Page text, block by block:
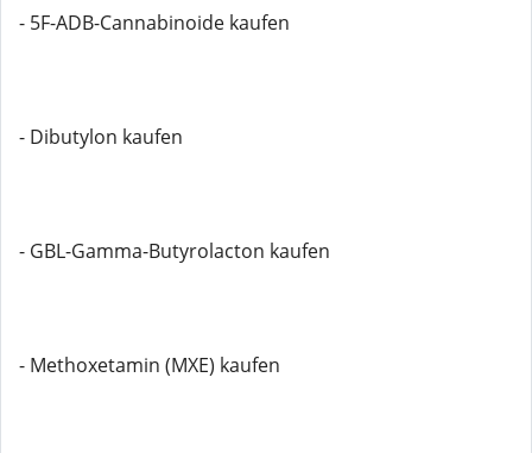
- 5F-ADB-Cannabinoide kaufen
- Dibutylon kaufen
- GBL-Gamma-Butyrolacton kaufen
- Methoxetamin (MXE) kaufen